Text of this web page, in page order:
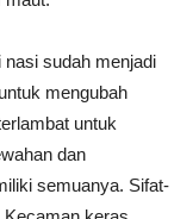
sudah menjadi
mengubah
untuk
dan
semuanya. Sifat-